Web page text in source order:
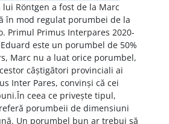
Röntgen a fost de la Marc
în mod regulat porumbei de la
Primul Primus Interpares 2020-
este un porumbel de 50%
Marc nu a luat orice porumbel,
câștigători provinciali ai
Inter Pares, convinși că cei
ceea ce privește tipul,
porumbeii de dimensiuni
Un porumbel bun ar trebui să